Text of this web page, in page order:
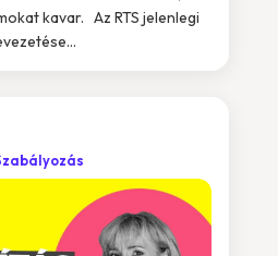
kavar. Az RTS jelenlegi